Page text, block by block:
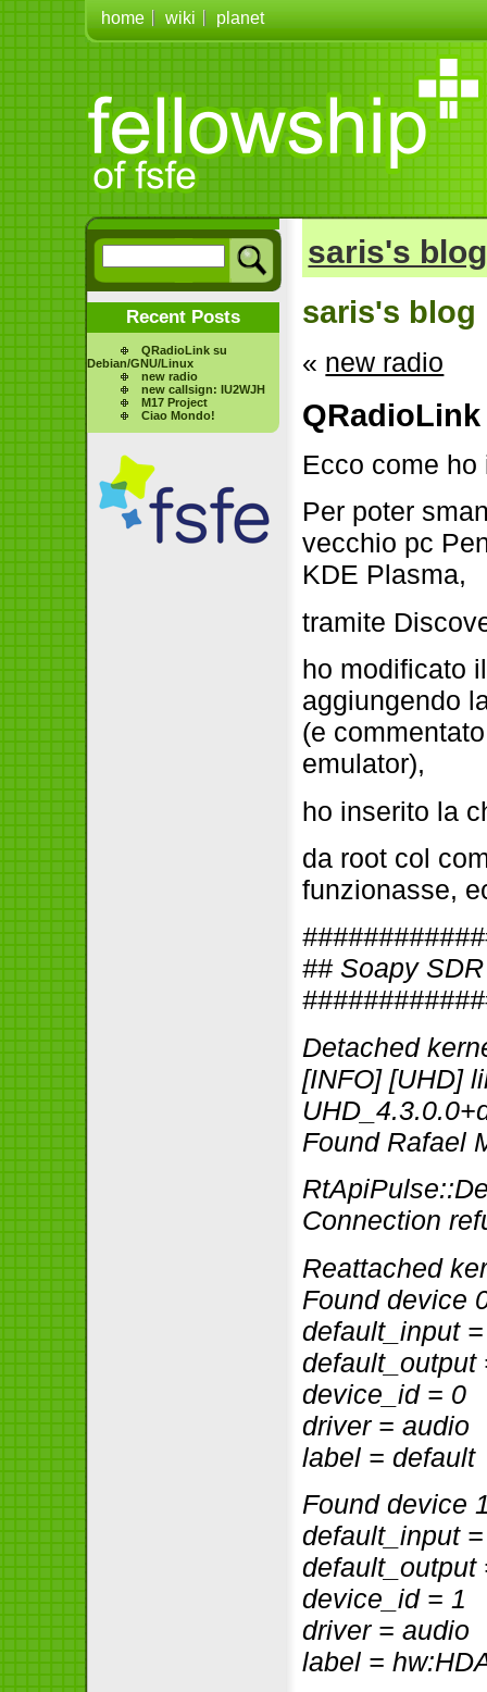
home wiki planet
Recent Posts
QRadioLink su
Debian/GNU/Linux
new radio
new callsign: IU2WJH
M17 Project
Ciao Mondo!
saris's blog
saris's blog
« new radio
Ecco come
Per poter
vecchio pc
KDE Plasma,
tramite
ho modificato
aggiungendo
(e
emulator),
ho inserito la
da root col
funzionasse,
## Soapy
Detached
[INFO] [UHD]
Found Rafael
Connection
Reattached
Found device
default_input
default_output
device_id = 0
driver = audio
label = default
Found device
default_input
default_output
device_id = 1
driver = audio
label =